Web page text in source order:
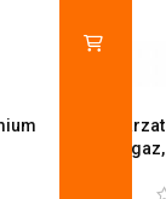
Set 4